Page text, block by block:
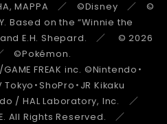
MAPPA ／ ©Disney ／ ©
Based on the “Winnie the
and E.H. Shepard. ／ © 2026
©Pokémon.
FREAK inc. ©Nintendo・
Tokyo・ShoPro・JR Kikaku
/ HAL Laboratory, Inc. ／
All Rights Reserved. ／